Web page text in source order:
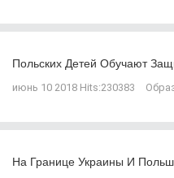
Польских Детей Обучают
июнь 10 2018 Hits:230383
На Границе Украины И